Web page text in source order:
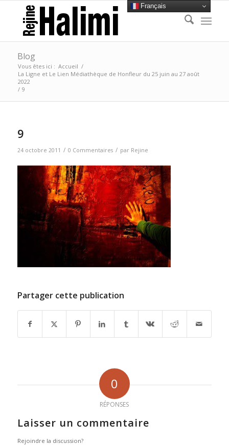
Blog
Vous êtes ici : Accueil /
La Ligne et Le Lien Médiathèque de Honfleur du 25 juin au 27 août
2022
/ 9
9
24 octobre 2011 / 0 Commentaires / par Rejine
Partager cette publication
0
RÉPONSES
Laisser un commentaire
Rejoindre la discussion?
Français